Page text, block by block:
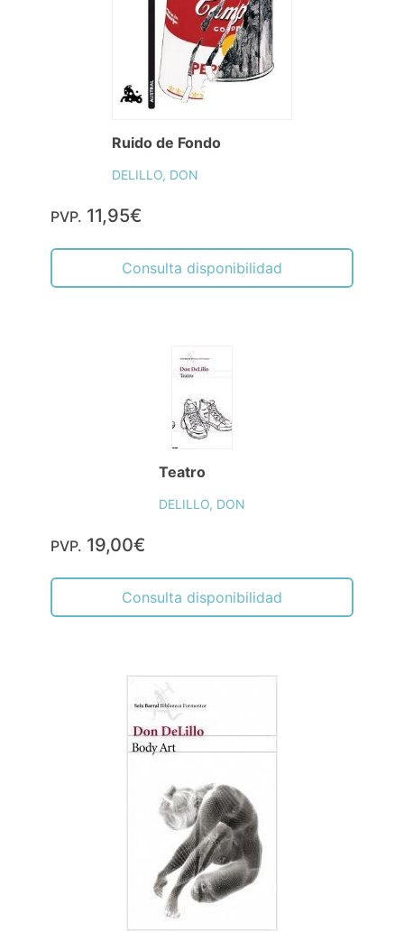
Ruido de Fondo
DELILLO, DON
PVP. 11,95€
Consulta disponibilidad
Teatro
DELILLO, DON
PVP. 19,00€
Consulta disponibilidad